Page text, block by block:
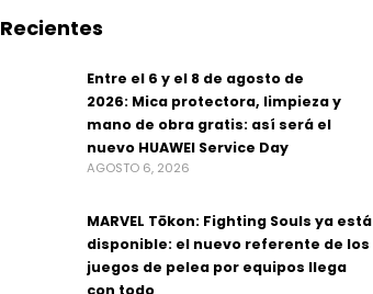
Recientes
Entre el 6 y el 8 de agosto de
2026: Mica protectora, limpieza y
mano de obra gratis: así será el
nuevo HUAWEI Service Day
AGOSTO 6, 2026
MARVEL Tōkon: Fighting Souls ya está
disponible: el nuevo referente de los
juegos de pelea por equipos llega